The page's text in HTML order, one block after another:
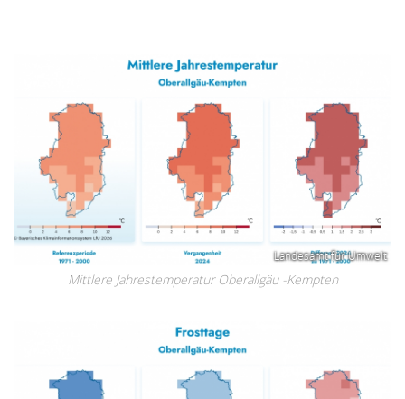
Landesamt für Umwelt
Mittlere Jahrestemperatur Oberallgäu -Kempten